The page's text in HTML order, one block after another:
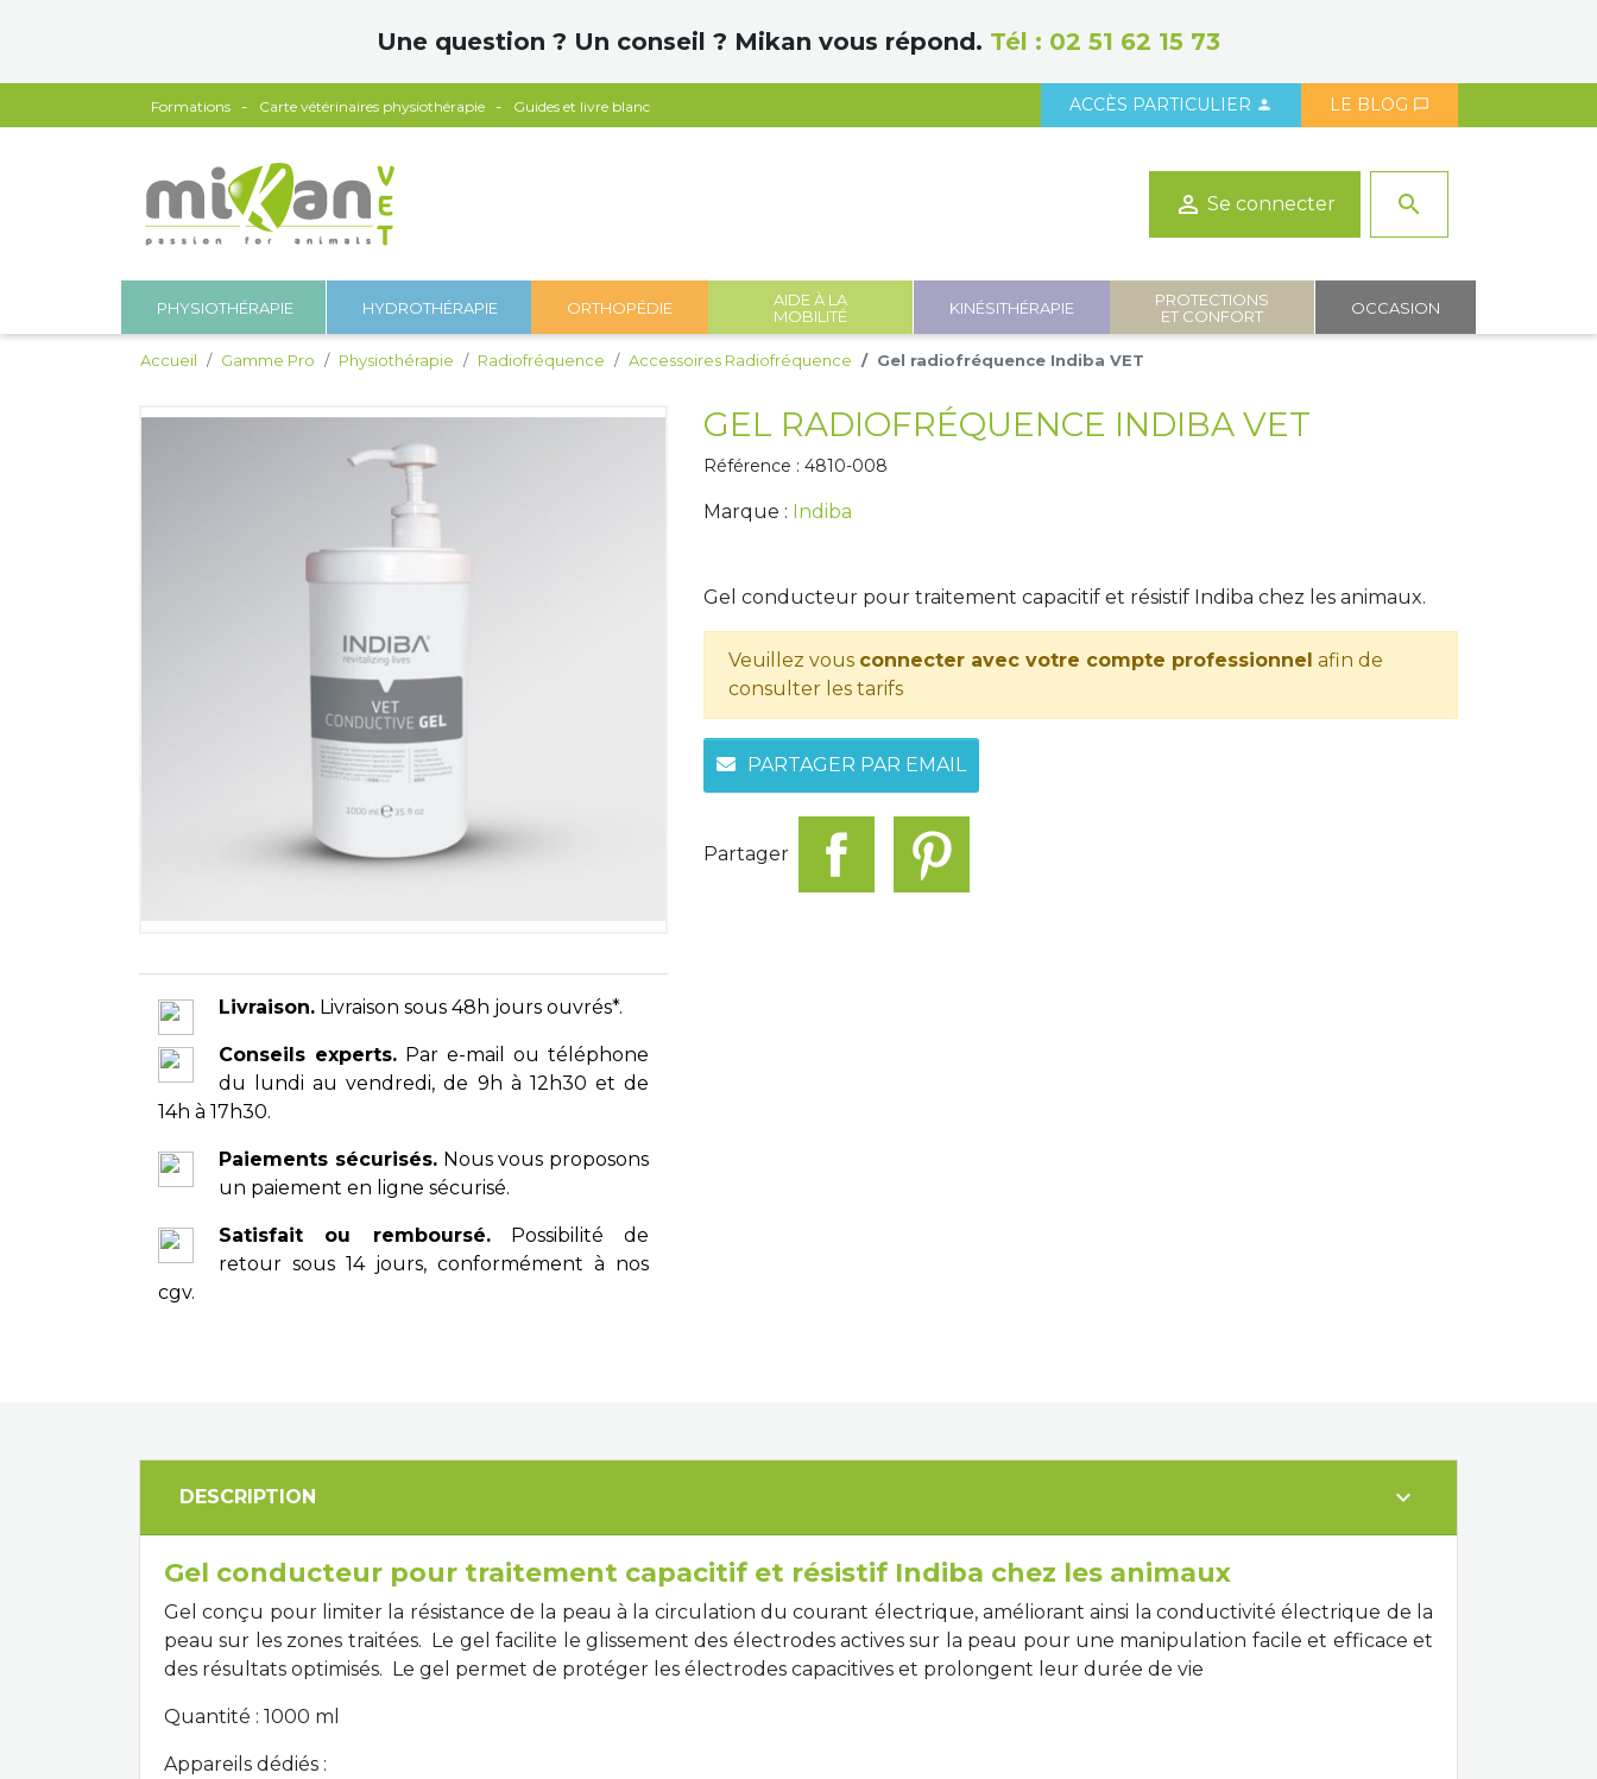
Une question ? Un conseil ? Mikan vous répond. Tél : 02 51 62 15 73
Formations Carte vétérinaires physiothérapie Guides et livre blanc ACCÈS PARTICULIER  LE BLOG 
 Se connecter search
PHYSIOTHÉRAPIE HYDROTHÉRAPIE ORTHOPÉDIE
AIDE À LA
MOBILITÉ
KINÉSITHÉRAPIE
PROTECTIONS
ET CONFORT
OCCASION
Accueil Gamme Pro Physiothérapie Radiofréquence Accessoires Radiofréquence Gel radiofréquence Indiba VET
Livraison. Livraison sous 48h jours ouvrés*.
Conseils experts. Par e-mail ou téléphone
du lundi au vendredi, de 9h à 12h30 et de
14h à 17h30.
Paiements sécurisés.Nous vous proposons
un paiement en ligne sécurisé.
Satisfait ou remboursé.Possibilité de
retour sous 14 jours, conformément à nos
cgv.
GEL RADIOFRÉQUENCE INDIBA VET
Référence : 4810-008
Marque : Indiba
Gel conducteur pour traitement capacitif et résistif Indiba chez les animaux.
Veuillez vous connecter avec votre compte professionnel afin de
consulter les tarifs
PARTAGER PAR EMAIL
Partager
DESCRIPTION expand_more
Gel conducteur pour traitement capacitif et résistif Indiba chez les animaux
Gel conçu pour limiter la résistance de la peau à la circulation du courant électrique, améliorant ainsi la conductivité électrique de la
peau sur les zones traitées. Le gel facilite le glissement des électrodes actives sur la peau pour une manipulation facile et efficace et
des résultats optimisés. Le gel permet de protéger les électrodes capacitives et prolongent leur durée de vie
Quantité : 1000 ml
Appareils dédiés :